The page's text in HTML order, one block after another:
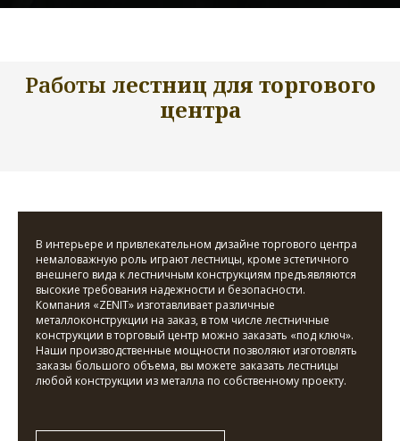
Работы лестниц для торгового
центра
В интерьере и привлекательном дизайне торгового центра
немаловажную роль играют лестницы, кроме эстетичного
внешнего вида к лестничным конструкциям предъявляются
высокие требования надежности и безопасности.
Компания «ZENIT» изготавливает различные
металлоконструкции на заказ, в том числе лестничные
конструкции в торговый центр можно заказать «под ключ».
Наши производственные мощности позволяют изготовлять
заказы большого объема, вы можете заказать лестницы
любой конструкции из металла по собственному проекту.